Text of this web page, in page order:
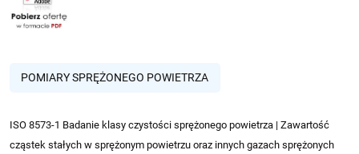
POMIARY SPRĘŻONEGO POWIETRZA
ISO 8573-1 Badanie klasy czystości sprężonego powietrza | Zawartość
cząstek stałych w sprężonym powietrzu oraz innych gazach sprężonych